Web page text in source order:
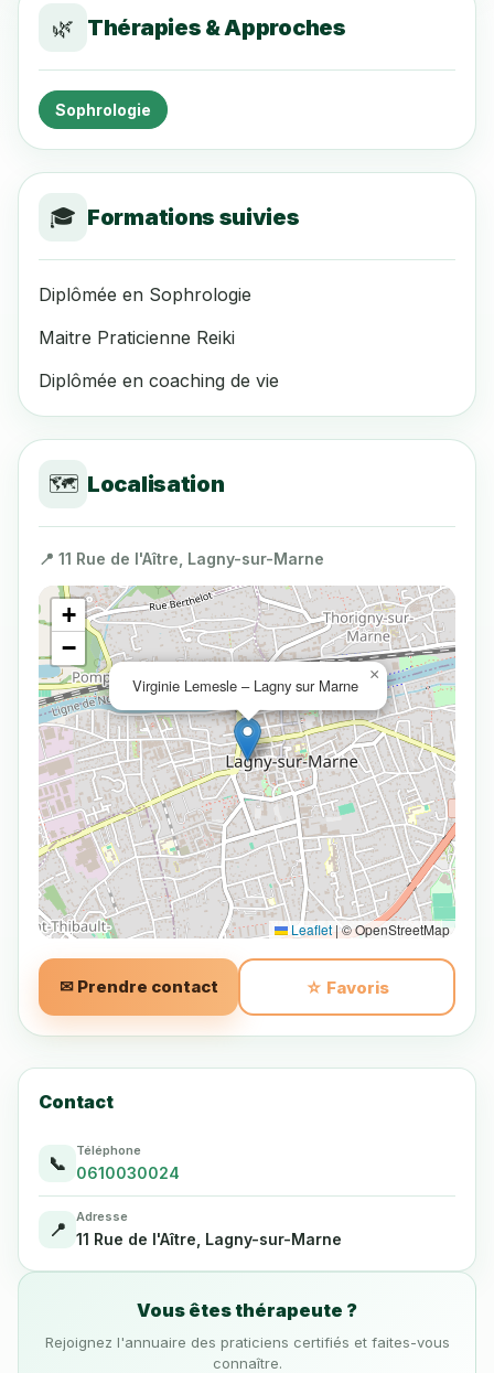
🌿 Thérapies & Approches
Sophrologie
🎓 Formations suivies
Diplômée en Sophrologie
Maitre Praticienne Reiki
Diplômée en coaching de vie
🗺️ Localisation
📍 11 Rue de l'Aître, Lagny-sur-Marne
Virginie Lemesle – Lagny sur Marne
×
+
−
Leaflet|© OpenStreetMap
✉ Prendre contact ☆ Favoris
Contact
📞
Téléphone
0610030024
📍
Adresse
11 Rue de l'Aître, Lagny-sur-Marne
Vous êtes thérapeute ?
Rejoignez l'annuaire des praticiens certifiés et faites-vous
connaître.